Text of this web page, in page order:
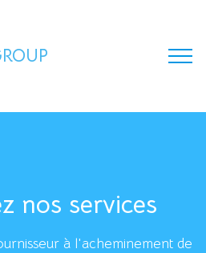
nos services
à l'acheminement de